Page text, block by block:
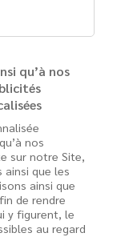
qu’à nos
nos
sur notre Site,
ainsi que les
ainsi que
de rendre
y figurent, le
au regard